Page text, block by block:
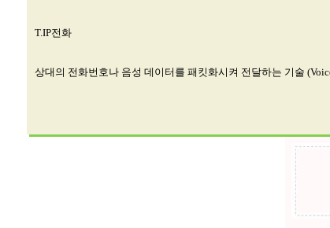
T.IP전화
상대의 전화번호나 음성 데이터를 패킷화시켜 전달하는 기술